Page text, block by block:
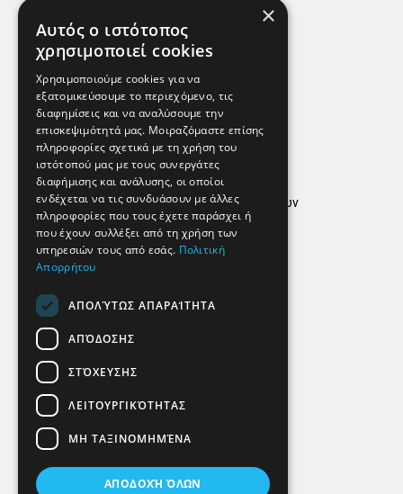
Χρήσιμα Τηλέφωνα
Εφημερεύοντα Φαρμακεία
Απόρρητο
Όροι Χρήσης
Πολιτική προστασίας δεδομένων
Findhere
Social Media
×
Αυτός ο ιστότοπος
χρησιμοποιεί cookies
Χρησιμοποιούμε cookies για να
εξατομικεύσουμε το περιεχόμενο, τις
διαφημίσεις και να αναλύσουμε την
επισκεψιμότητά μας. Μοιραζόμαστε επίσης
πληροφορίες σχετικά με τη χρήση του
ιστότοπού μας με τους συνεργάτες
διαφήμισης και ανάλυσης, οι οποίοι
ενδέχεται να τις συνδυάσουν με άλλες
πληροφορίες που τους έχετε παράσχει ή
που έχουν συλλέξει από τη χρήση των
υπηρεσιών τους από εσάς. Πολιτική
Απορρήτου
ΑΠΟΛΎΤΩΣ ΑΠΑΡΑΊΤΗΤΑ
ΑΠΌΔΟΣΗΣ
ΣΤΌΧΕΥΣΗΣ
ΛΕΙΤΟΥΡΓΙΚΌΤΗΤΑΣ
ΜΗ ΤΑΞΙΝΟΜΗΜΈΝΑ
ΑΠΟΔΟΧΉ ΌΛΩΝ